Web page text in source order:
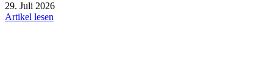
29. Juli 2026
Artikel lesen